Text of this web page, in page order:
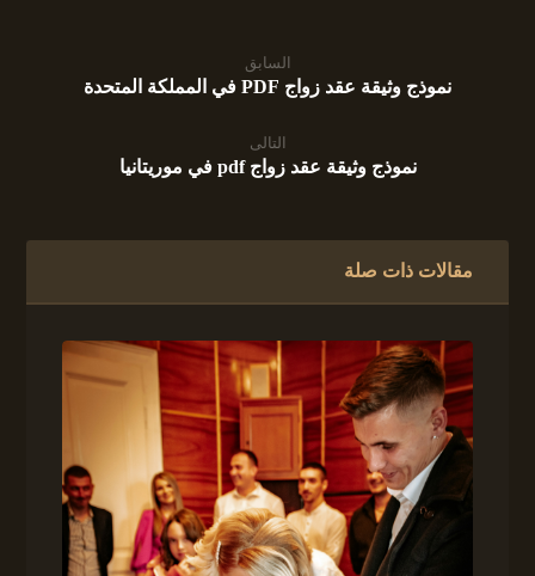
السابق
نموذج وثيقة عقد زواج PDF في المملكة المتحدة
التالى
نموذج وثيقة عقد زواج pdf في موريتانيا
مقالات ذات صلة